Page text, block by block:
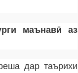
маънавӣ аз
дар таърихи